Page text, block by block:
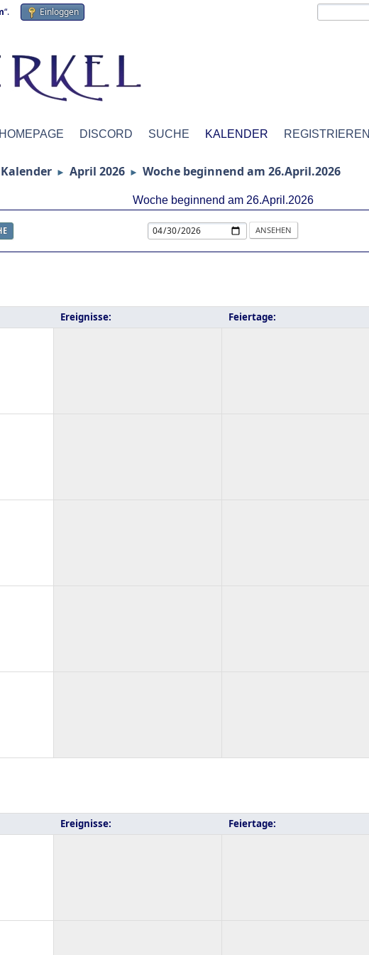
“. Einloggen
HOMEPAGE DISCORD SUCHE KALENDER REGISTRIEREN
Kalender ► April 2026 ► Woche beginnend am 26.April.2026
Woche beginnend am 26.April.2026
Ereignisse: Feiertage:
Ereignisse: Feiertage: